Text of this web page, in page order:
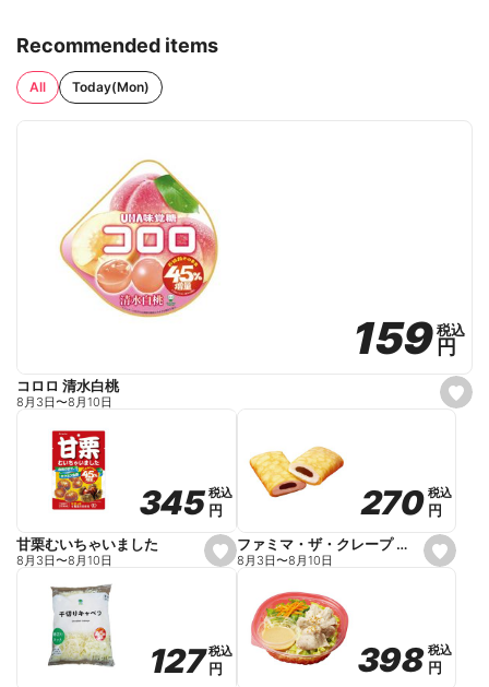
Recommended items
All Today(Mon)
s
e
159
159税込
税込
円
円
コロロ 清水白桃
8月3日〜8月10日
s
e
o
r
i
345
345税込
税込
円
円
甘栗むいちゃいました
8月3日〜8月10日
s
e
o
r
i
270
270 税込
税込
円
円
ファミマ・ザ・クレープ 生チョコ
8月3日〜8月10日
127
127税込
税込
円
円
398
398 税込
税込
円
円